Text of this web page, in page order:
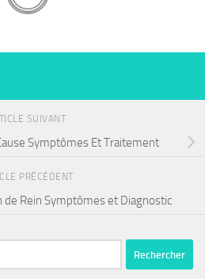
SUIVANT
Symptômes Et Traitement
PRÉCÉDENT
Rein Symptômes et Diagnostic